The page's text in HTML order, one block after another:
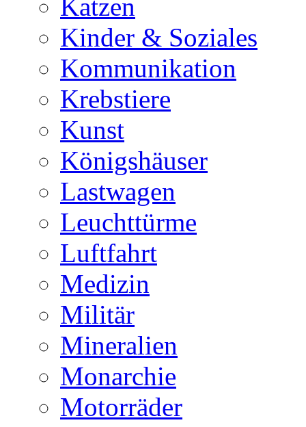
Katzen
Kinder & Soziales
Kommunikation
Krebstiere
Kunst
Königshäuser
Lastwagen
Leuchttürme
Luftfahrt
Medizin
Militär
Mineralien
Monarchie
Motorräder